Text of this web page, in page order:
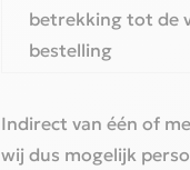
betrekking tot de
bestelling‎
Indirect van één of
wij dus mogelijk